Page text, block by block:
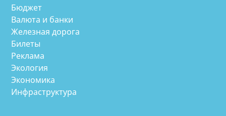
Бюджет
Валюта и банки
Железная дорога
Билеты
Реклама
Экология
Экономика
Инфраструктура